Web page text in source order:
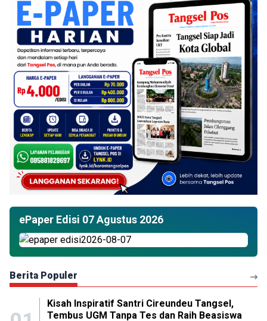
ePaper Edisi 07 Agustus 2026
Berita Populer
Kisah Inspiratif Santri Cireundeu Tangsel,
Tembus UGM Tanpa Tes dan Raih Beasiswa